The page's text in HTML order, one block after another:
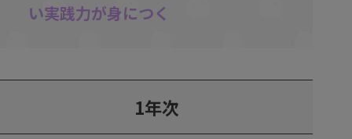
い実践力が身につく
1年次